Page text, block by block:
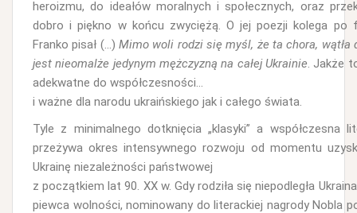
heroizmu, do ideałów moralnych i społecznych, oraz
dobro i piękno w końcu zwyciężą. O jej poezji kolega po
Franko pisał (…) Mimo woli rodzi się myśl, że ta chora, wątła
jest nieomalże jedynym mężczyzną na całej Ukrainie. Jakże
adekwatne do współczesności…
i ważne dla narodu ukraińskiego jak i całego świata.
Tyle z minimalnego dotknięcia „klasyki” a współczesna
przeżywa okres intensywnego rozwoju od momentu
Ukrainę niezależności państwowej
z początkiem lat 90. XX w. Gdy rodziła się niepodległa
piewca wolności, nominowany do literackiej nagrody Nobla